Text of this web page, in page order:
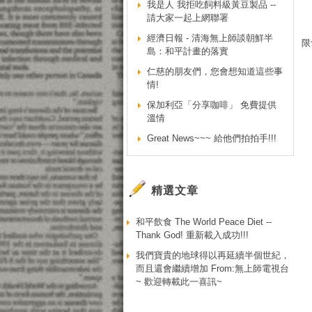
我是人 我拒吃飼料級黃豆製品 --
請大家一起上網聯署
經濟日報 - 清海無上師談朝鮮半
島：和平計畫的落實
仁慈的朋友們，您會想知道這些事
情!
保加利亞「分享咖啡」 免費提供
溫情
Great News~~~ 給他們拍拍手!!!
精選文章
和平飲食 The World Peace Diet --
Thank God! 重新載入成功!!!
我們寶貴的地球得以再延續半個世紀，
而且還會繼續增加 From:無上師電視台
~ 歡迎轉載此一喜訊~